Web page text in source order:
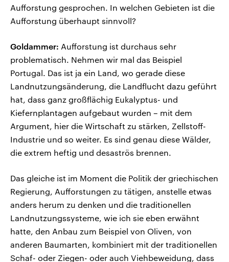
Aufforstung gesprochen. In welchen Gebieten ist die
Aufforstung überhaupt sinnvoll?
Goldammer: Aufforstung ist durchaus sehr
problematisch. Nehmen wir mal das Beispiel
Portugal. Das ist ja ein Land, wo gerade diese
Landnutzungsänderung, die Landflucht dazu geführt
hat, dass ganz großflächig Eukalyptus- und
Kiefernplantagen aufgebaut wurden – mit dem
Argument, hier die Wirtschaft zu stärken, Zellstoff-
Industrie und so weiter. Es sind genau diese Wälder,
die extrem heftig und desaströs brennen.
Das gleiche ist im Moment die Politik der griechischen
Regierung, Aufforstungen zu tätigen, anstelle etwas
anders herum zu denken und die traditionellen
Landnutzungssysteme, wie ich sie eben erwähnt
hatte, den Anbau zum Beispiel von Oliven, von
anderen Baumarten, kombiniert mit der traditionellen
Schaf- oder Ziegen- oder auch Viehbeweidung, dass